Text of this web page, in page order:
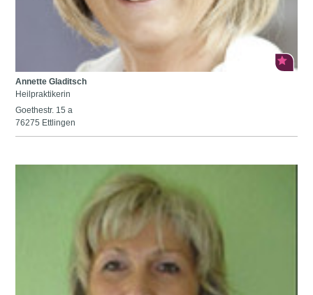
Annette Gladitsch
Heilpraktikerin
Goethestr. 15 a
76275 Ettlingen